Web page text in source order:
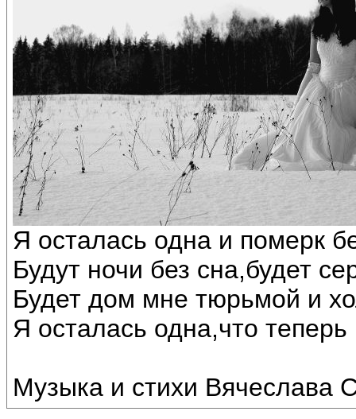
Я осталась одна и померк
Будут ночи без сна,будет
Будет дом мне тюрьмой и
Я осталась одна,что теперь
Музыка и стихи Вячеслава